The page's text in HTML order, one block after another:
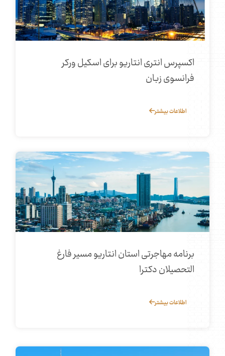
اکسپرس انتری انتاریو برای اسکیل ورکر
فرانسوی‌ زبان
اطلاعات بیشتر
برنامه مهاجرتی استان انتاریو مسیر فارغ‌
التحصیلان دکترا
اطلاعات بیشتر